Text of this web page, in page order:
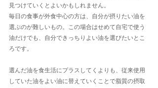
見つけていくとよいかもしれません。
毎日の食事が外食中心の方は、自分が摂りたい油を
選ぶのが難しいもの。この場合はせめて自宅で使う
油だけでも、自分できっちりよい油を選びたいとこ
ろです。
選んだ油を食生活にプラスしてくよりも、従来使用
していた油をよい油に替えていくことで脂質の摂取